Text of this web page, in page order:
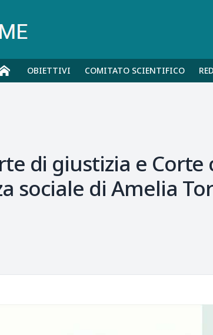
OBIETTIVI COMITATO SCIENTIFICO
di giustizia e
sociale di Amelia